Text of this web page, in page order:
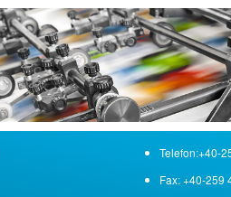
Telefon:+40-
Fax: +40-259